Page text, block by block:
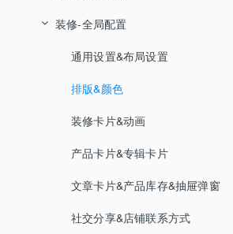
Redis缓存配置
【重要！】模版装修-数据存储
snippets-小部件
templates-页面内容部分
schema类型3：基本数据选择器
schema类型4：业务数据选择器
tag：HTML
tag：迭代-Iteration
tag：句法-Syntax
tag：主题-Theme
tag：变量-Variable
Filter-String（字符串）
Filter-Array（数组）
Filter-format（数据格式）
Filter-MATH（数字计算）
Filter-Url
Filter-System（系统）
Section深度解析
Section-引入
Section-文件结构
Section-schema
Section-值结构
Liquid进阶
Sections详解
Templates详解
JS & HTML自定义标签
装修-检查模式-卡片选中
装修-检查模式-输入框编辑联动
装修-全局配置
通用设置&布局设置
排版&颜色
装修卡片&动画
产品卡片&专辑卡片
文章卡片&产品库存&抽屉弹窗
社交分享&店铺联系方式